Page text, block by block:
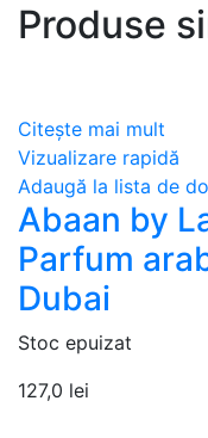
Produse
Citește mai mult
Vizualizare rapidă
Adaugă la lista de
Abaan by
Parfum
Dubai
Stoc epuizat
127,0 lei